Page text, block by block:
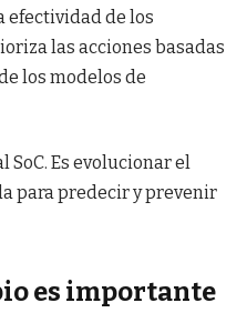
efectividad de los
las acciones basadas
los modelos de
SoC. Es evolucionar el
para predecir y prevenir
es importante